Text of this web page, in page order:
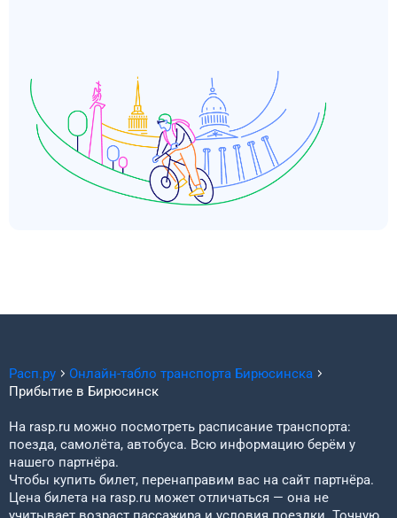
Расп.ру Онлайн-табло транспорта Бирюсинска
Прибытие в Бирюсинск
На rasp.ru можно посмотреть расписание транспорта:
поезда, самолёта, автобуса. Всю информацию берём у
нашего партнёра.
Чтобы купить билет, перенаправим вас на сайт партнёра.
Цена билета на rasp.ru может отличаться — она не